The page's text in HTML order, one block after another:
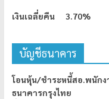
เงินเฉลี่ยคืน 3.70%
บัญชีธนาคาร
โอนหุ้น/ชำระหนี้สอ.พนักง
ธนาคารกรุงไทย